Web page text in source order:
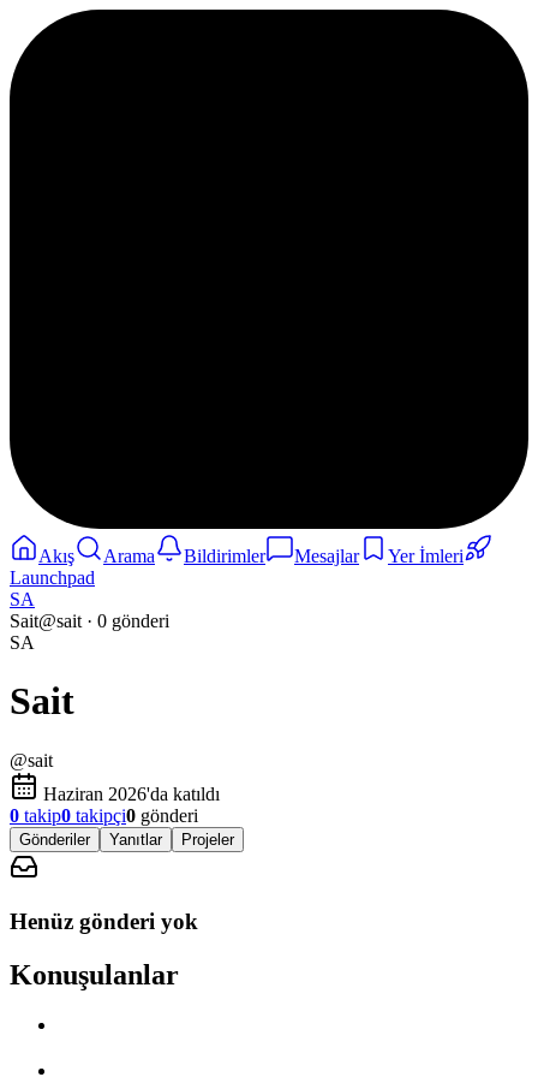
Akış Arama Bildirimler Mesajlar
Yer İmleri
Launchpad
SA
Sait@sait · 0 gönderi
SA
Sait
@sait
Haziran 2026'da katıldı
0 takip0 takipçi0 gönderi
Gönderiler Yanıtlar Projeler
Henüz gönderi yok
Konuşulanlar